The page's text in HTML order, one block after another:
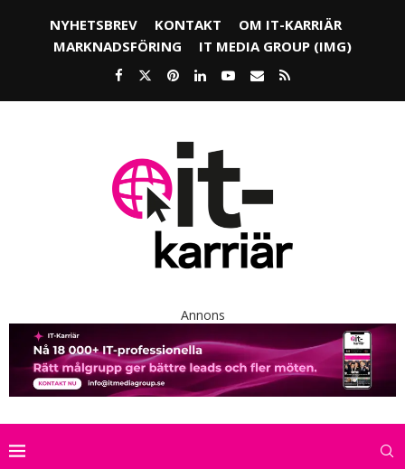
NYHETSBREV KONTAKT
OM IT-KARRIÄR
MARKNADSFÖRING
IT MEDIA GROUP (IMG)
Annons